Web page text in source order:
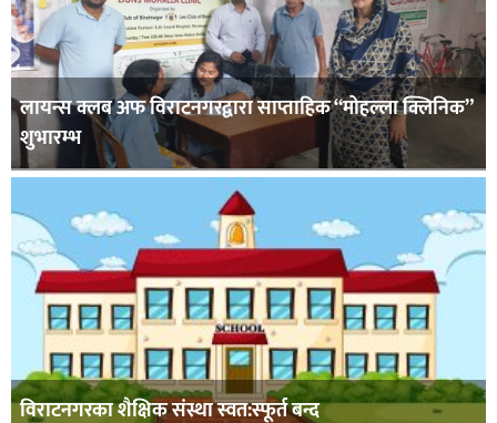
लायन्स क्लब अफ विराटनगरद्वारा साप्ताहिक “मोहल्ला क्लिनिक”
शुभारम्भ
विराटनगरका शैक्षिक संस्था स्वत:स्फूर्त बन्द